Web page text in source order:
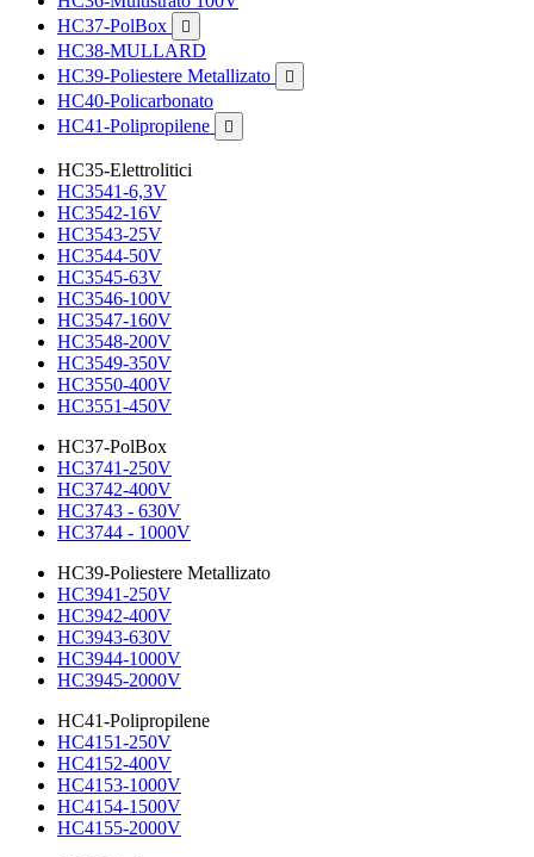
HC37-PolBox

HC38-MULLARD
HC39-Poliestere Metallizato

HC40-Policarbonato
HC41-Polipropilene

HC35-Elettrolitici
HC3541-6,3V
HC3542-16V
HC3543-25V
HC3544-50V
HC3545-63V
HC3546-100V
HC3547-160V
HC3548-200V
HC3549-350V
HC3550-400V
HC3551-450V
HC37-PolBox
HC3741-250V
HC3742-400V
HC3743 - 630V
HC3744 - 1000V
HC39-Poliestere Metallizato
HC3941-250V
HC3942-400V
HC3943-630V
HC3944-1000V
HC3945-2000V
HC41-Polipropilene
HC4151-250V
HC4152-400V
HC4153-1000V
HC4154-1500V
HC4155-2000V